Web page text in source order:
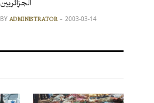
الجزائريين
BY ADMINISTRATOR 2003-03-14